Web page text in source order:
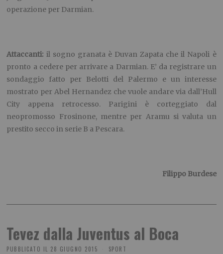
operazione per Darmian.
Attaccanti: il sogno granata è Duvan Zapata che il Napoli è
pronto a cedere per arrivare a Darmian. E’ da registrare un
sondaggio fatto per Belotti del Palermo e un interesse
mostrato per Abel Hernandez che vuole andare via dall’Hull
City appena retrocesso. Parigini è corteggiato dal
neopromosso Frosinone, mentre per Aramu si valuta un
prestito secco in serie B a Pescara.
Filippo Burdese
Tevez dalla Juventus al Boca
PUBBLICATO IL 28 GIUGNO 2015 SPORT